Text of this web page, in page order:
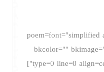
bkcolor=""
type=0 line=0